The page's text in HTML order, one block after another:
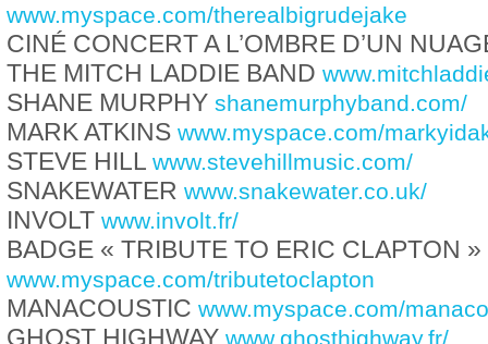
www.myspace.com/therealbigrudejake
CINÉ CONCERT A L’OMBRE D’UN
THE MITCH LADDIE BAND
SHANE MURPHY shanemurphyband.com/
MARK ATKINS www.myspace.com/
STEVE HILL www.stevehillmusic.com/
SNAKEWATER www.snakewater.co.uk/
INVOLT www.involt.fr/
BADGE « TRIBUTE TO ERIC CLAPTON »
www.myspace.com/tributetoclapton
MANACOUSTIC www.myspace.com/
GHOST HIGHWAY www.ghosthighway.fr/